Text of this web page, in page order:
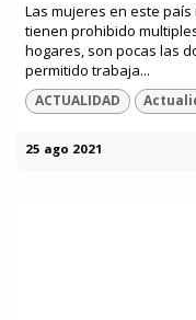
Las mujeres en este
tienen prohibido
hogares, son pocas las
permitido trabaja...
ACTUALIDAD
25 ago 2021